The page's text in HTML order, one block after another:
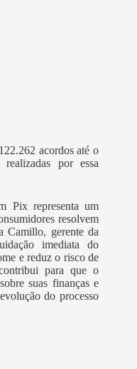
acordos até o
por essa
Pix representa um
resolvem
Camillo, gerente da
imediata do
e reduz o risco de
para que o
suas finanças e
do processo